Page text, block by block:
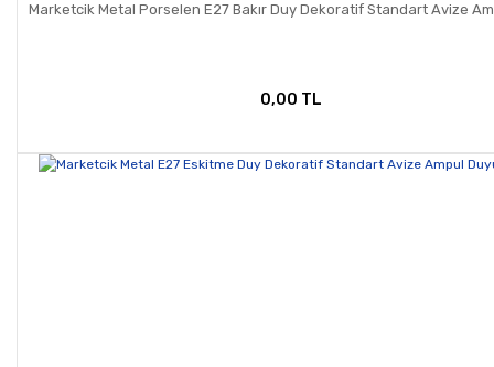
Marketcik Metal Porselen E27 Bakır Duy Dekoratif Standart Avize
0,00 TL